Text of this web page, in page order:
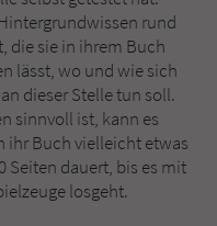
rund
die sie in ihrem Buch
lässt, wo und wie sich
dieser Stelle tun soll.
sinnvoll ist, kann es
ihr Buch vielleicht etwas
Seiten dauert, bis es mit
losgeht.